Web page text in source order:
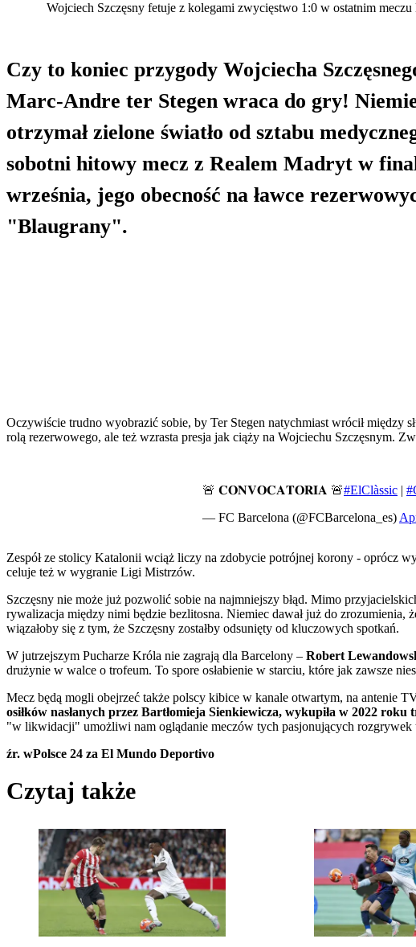
Wojciech Szczęsny fetuje z kolegami zwycięstwo 1:0 w ostatnim
Czy to koniec przygody Wojciecha
Marc-Andre ter Stegen wraca do gry!
otrzymał zielone światło od sztabu
sobotni hitowy mecz z Realem Madryt w
września, jego obecność na ławce
"Blaugrany".
Oczywiście trudno wyobrazić sobie, by Ter Stegen natychmiast wrócił między
rolą rezerwowego, ale też wzrasta presja jak ciąży na Wojciechu Szczęsnym.
🚨 𝐂𝐎𝐍𝐕𝐎𝐂𝐀𝐓𝐎𝐑𝐈𝐀 🚨#ElClàssic |
— FC Barcelona (@FCBarcelona_es)
Zespół ze stolicy Katalonii wciąż liczy na zdobycie potrójnej korony - oprócz
celuje też w wygranie Ligi Mistrzów.
Szczęsny nie może już pozwolić sobie na najmniejszy błąd. Mimo
rywalizacja między nimi będzie bezlitosna. Niemiec dawał już do zrozumienia,
wiązałoby się z tym, że Szczęsny zostałby odsunięty od kluczowych spotkań.
W jutrzejszym Pucharze Króla nie zagrają dla Barcelony – Robert
drużynie w walce o trofeum. To spore osłabienie w starciu, które jak zawsze
Mecz będą mogli obejrzeć także polscy kibice w kanale otwartym, na antenie
osiłków nasłanych przez Bartłomieja Sienkiewicza, wykupiła w 2022
"w likwidacji" umożliwi nam oglądanie meczów tych pasjonujących rozgrywek
źr. wPolsce 24 za El Mundo Deportivo
Czytaj także